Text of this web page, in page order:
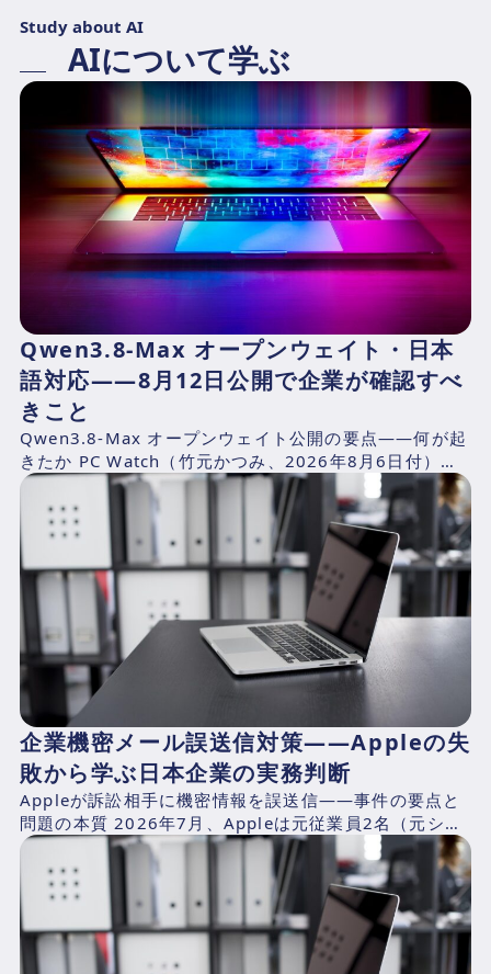
Study about AI
AIについて学ぶ
Qwen3.8-Max オープンウェイト・日本
語対応——8月12日公開で企業が確認すべ
きこと
Qwen3.8-Max オープンウェイト公開の要点——何が起
きたか PC Watch（竹元かつみ、2026年8月6日付）の
報道によれば、AlibabaのQwen...
企業機密メール誤送信対策——Appleの失
敗から学ぶ日本企業の実務判断
Appleが訴訟相手に機密情報を誤送信——事件の要点と
問題の本質 2026年7月、Appleは元従業員2名（元シニ
アシステムズエンジニアのChang Liuおよ...